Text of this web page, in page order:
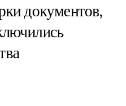
документов,